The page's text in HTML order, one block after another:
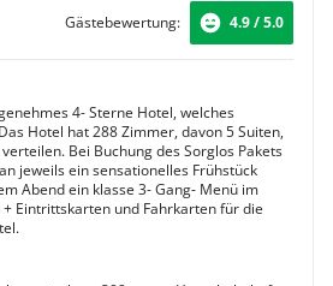
Gästebewertung: 4.9 / 5.0
4- Sterne Hotel, welches
Hotel hat 288 Zimmer, davon 5 Suiten,
Bei Buchung des Sorglos Pakets
jeweils ein sensationelles Frühstück
Abend ein klasse 3- Gang- Menü im
Eintrittskarten und Fahrkarten für die